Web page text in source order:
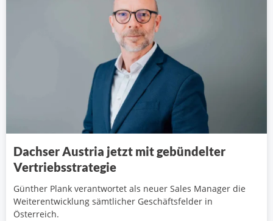
Dachser Austria jetzt mit gebündelter
Vertriebsstrategie
Günther Plank verantwortet als neuer Sales Manager die
Weiterentwicklung sämtlicher Geschäftsfelder in
Österreich.